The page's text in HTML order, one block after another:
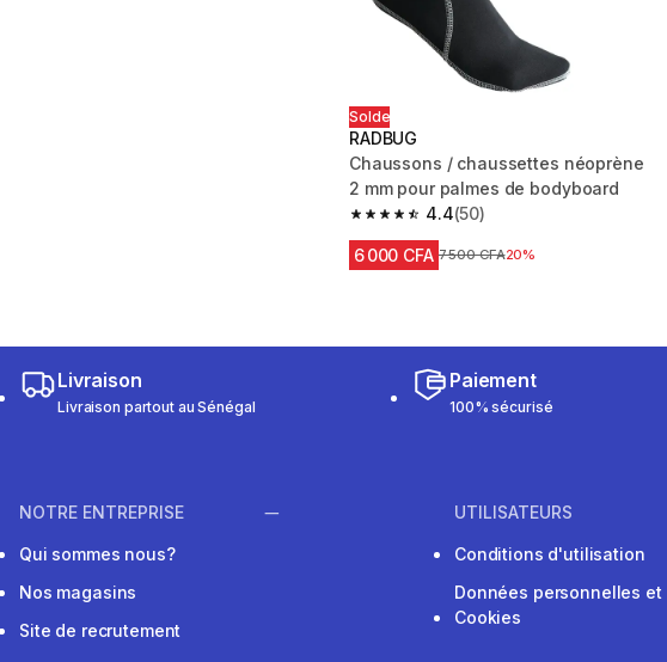
Solde
RADBUG
Chaussons / chaussettes néoprène
2 mm pour palmes de bodyboard
4.4
4.4 out of 5 stars from 50 reviews
(50)
6 000 CFA Prix avant réduction
7 500 CFA20%
Livraison
Livraison partout au Sénégal
Paiement
100% sécurisé
NOTRE ENTREPRISE
Qui sommes nous?
Nos magasins
Site de recrutement
UTILISATEURS
Conditions d'utilisation
Données personnelles et
Cookies